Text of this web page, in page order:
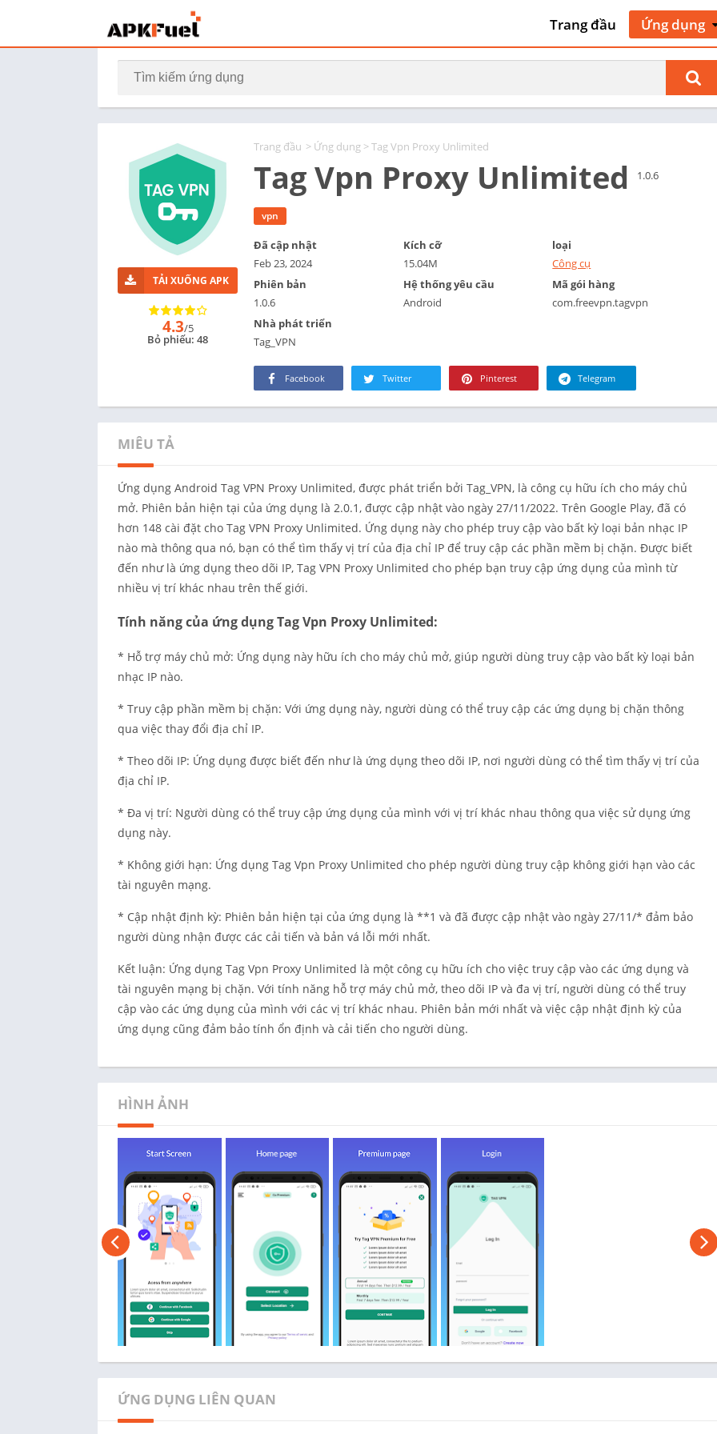
Trang đầu
Ứng dụng
Nghệ
kế
Giao
cộ
Làm đẹp
tham khảo
Sức khỏe &
Thư viện &
Phong cách
Bản đồ &
hướng
Y học
người biên
Nuôi dạy
Quay phim
Xã hội
Công cụ
Thời tiết
chỉnh sửa
Trang đầu > Ứng dụng > Tag Vpn Proxy Unlimited
Tag Vpn Proxy Unlimited 1.0.6
vpn
TẢI XUỐNG APK
4.3/5
Bỏ phiếu: 48
Đã cập nhật
Feb 23, 2024
Kích cỡ
15.04M
loại
Công cụ
Phiên bản
1.0.6
Hệ thống yêu cầu
Android
Mã gói hàng
com.freevpn.tagvpn
Nhà phát triển
Tag_VPN
Facebook Twitter Pinterest Telegram
MIÊU TẢ
Ứng dụng Android Tag VPN Proxy Unlimited, được phát triển bởi Tag_VPN, là công cụ hữu ích cho máy chủ
mở. Phiên bản hiện tại của ứng dụng là 2.0.1, được cập nhật vào ngày 27/11/2022. Trên Google Play, đã có
hơn 148 cài đặt cho Tag VPN Proxy Unlimited. Ứng dụng này cho phép truy cập vào bất kỳ loại bản nhạc IP
nào mà thông qua nó, bạn có thể tìm thấy vị trí của địa chỉ IP để truy cập các phần mềm bị chặn. Được biết
đến như là ứng dụng theo dõi IP, Tag VPN Proxy Unlimited cho phép bạn truy cập ứng dụng của mình từ
nhiều vị trí khác nhau trên thế giới.
Tính năng của ứng dụng Tag Vpn Proxy Unlimited:
* Hỗ trợ máy chủ mở: Ứng dụng này hữu ích cho máy chủ mở, giúp người dùng truy cập vào bất kỳ loại bản
nhạc IP nào.
* Truy cập phần mềm bị chặn: Với ứng dụng này, người dùng có thể truy cập các ứng dụng bị chặn thông
qua việc thay đổi địa chỉ IP.
* Theo dõi IP: Ứng dụng được biết đến như là ứng dụng theo dõi IP, nơi người dùng có thể tìm thấy vị trí của
địa chỉ IP.
* Đa vị trí: Người dùng có thể truy cập ứng dụng của mình với vị trí khác nhau thông qua việc sử dụng ứng
dụng này.
* Không giới hạn: Ứng dụng Tag Vpn Proxy Unlimited cho phép người dùng truy cập không giới hạn vào các
tài nguyên mạng.
* Cập nhật định kỳ: Phiên bản hiện tại của ứng dụng là **1 và đã được cập nhật vào ngày 27/11/* đảm bảo
người dùng nhận được các cải tiến và bản vá lỗi mới nhất.
Kết luận: Ứng dụng Tag Vpn Proxy Unlimited là một công cụ hữu ích cho việc truy cập vào các ứng dụng và
tài nguyên mạng bị chặn. Với tính năng hỗ trợ máy chủ mở, theo dõi IP và đa vị trí, người dùng có thể truy
cập vào các ứng dụng của mình với các vị trí khác nhau. Phiên bản mới nhất và việc cập nhật định kỳ của
ứng dụng cũng đảm bảo tính ổn định và cải tiến cho người dùng.
HÌNH ẢNH
ỨNG DỤNG LIÊN QUAN